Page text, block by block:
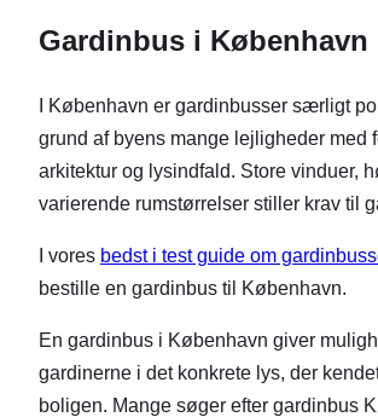
Gardinbus i København
I København er gardinbusser særligt
grund af byens mange lejligheder med
arkitektur og lysindfald. Store vinduer,
varierende rumstørrelser stiller krav til
I vores bedst i test guide om
bestille en gardinbus til København.
En gardinbus i København giver
gardinerne i det konkrete lys, der
boligen. Mange søger efter gardinbus